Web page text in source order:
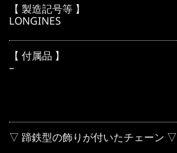
【 製造記号等 】
LONGINES
【 付属品 】
–
▽ 蹄鉄型の飾りが付いたチェーン ▽